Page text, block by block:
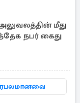
மீது
நபர் கைது